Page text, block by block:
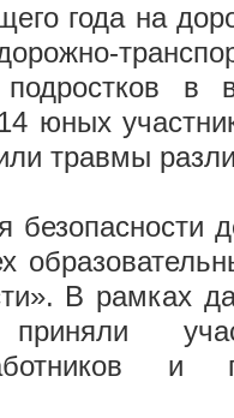
года на
в
юных
травмы
безопасности
В рамках
приняли
и